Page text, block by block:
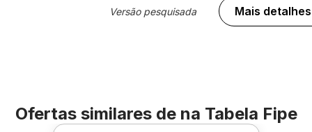
Versão pesquisada Mais detalhes
Ofertas similares de na Tabela Fipe